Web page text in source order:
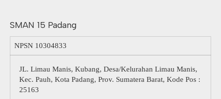
SMAN 15 Padang
NPSN 10304833
JL. Limau Manis, Kubang, Desa/Kelurahan Limau Manis,
Kec. Pauh, Kota Padang, Prov. Sumatera Barat, Kode Pos :
25163